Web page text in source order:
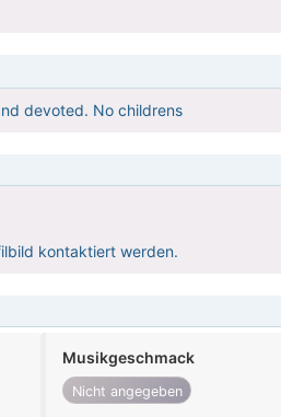
devoted. No childrens
kontaktiert werden.
Musikgeschmack
Nicht angegeben